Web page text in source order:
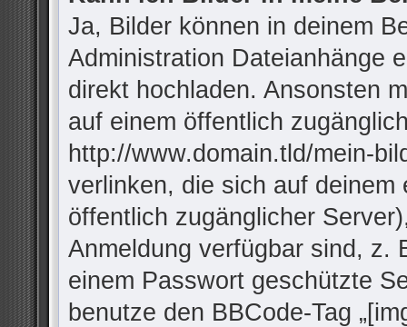
Ja, Bilder können in deinem
Administration Dateianhänge
direkt hochladen. Ansonsten
auf einem öffentlich
http://www.domain.tld/mein-
verlinken, die sich auf
öffentlich zugänglicher
Anmeldung verfügbar sind, z.
einem Passwort geschützte
benutze den BBCode-Tag